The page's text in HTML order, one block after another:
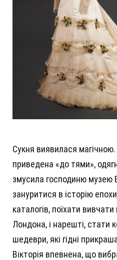
Сукня виявилася
приведена «до тями»,
змусила господиню музею
зануритися в історію
каталогів, поїхати
Лондона, і нарешті, стати
шедеври, які гідні
Вікторія впевнена, що